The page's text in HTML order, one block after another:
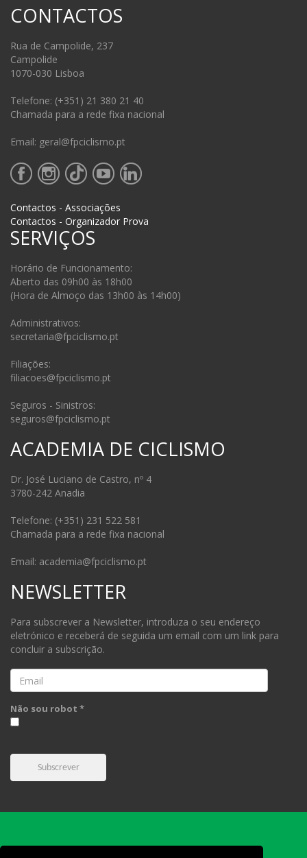
CONTACTOS
Rua de Campolide, 237
Campolide
1070-030 Lisboa
Telefone: (+351) 21 380 21 40
Chamada para a rede fixa nacional
Email: geral@fpciclismo.pt
Contactos - Associações
Contactos - Organizador Prova
SERVIÇOS
Horário de Funcionamento:
Aberto das 09h00 às 18h00
(Hora de Almoço das 13h00 às 14h00)
Administrativos:
secretaria@fpciclismo.pt
Filiações:
filiacoes@fpciclismo.pt
Seguros - Sinistros:
seguros@fpciclismo.pt
ACADEMIA DE CICLISMO
Dr. José Luciano de Castro, nº 4
3780-242 Anadia
Telefone: (+351) 231 522 581
Chamada para a rede fixa nacional
Email: academia@fpciclismo.pt
NEWSLETTER
Para subscrever a Newsletter, introduza o seu endereço
eletrónico e receberá de seguida um email com um link para
concluir a subscrição.
Email
Não sou robot *
Subscrever